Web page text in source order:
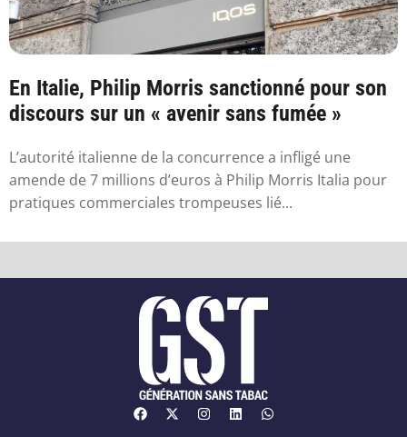
En Italie, Philip Morris sanctionné pour son
discours sur un « avenir sans fumée »
L’autorité italienne de la concurrence a infligé une
amende de 7 millions d’euros à Philip Morris Italia pour
pratiques commerciales trompeuses lié...